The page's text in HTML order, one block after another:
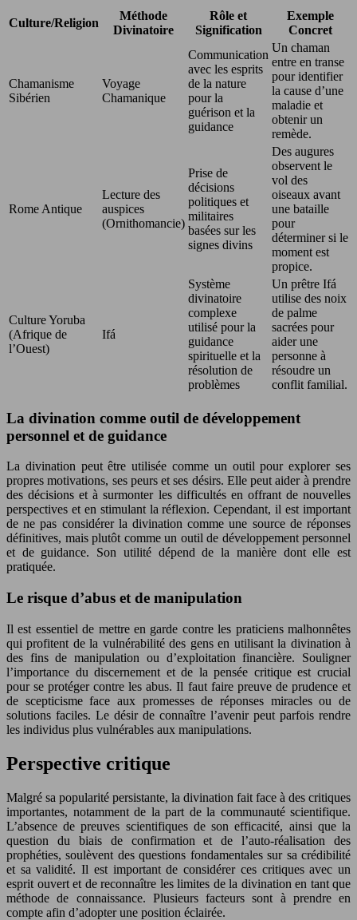
Culture/Religion
Méthode
Divinatoire
Rôle et
Signification
Exemple
Concret
Chamanisme
Sibérien
Voyage
Chamanique
Communication
avec les esprits
de la nature
pour la
guérison et la
guidance
Un chaman
entre en transe
pour identifier
la cause d’une
maladie et
obtenir un
remède.
Rome Antique
Lecture des
auspices
(Ornithomancie)
Prise de
décisions
politiques et
militaires
basées sur les
signes divins
Des augures
observent le
vol des
oiseaux avant
une bataille
pour
déterminer si le
moment est
propice.
Culture Yoruba
(Afrique de
l’Ouest)
Ifá
Système
divinatoire
complexe
utilisé pour la
guidance
spirituelle et la
résolution de
problèmes
Un prêtre Ifá
utilise des noix
de palme
sacrées pour
aider une
personne à
résoudre un
conflit familial.
La divination comme outil de développement
personnel et de guidance
La divination peut être utilisée comme un outil pour explorer ses
propres motivations, ses peurs et ses désirs. Elle peut aider à prendre
des décisions et à surmonter les difficultés en offrant de nouvelles
perspectives et en stimulant la réflexion. Cependant, il est important
de ne pas considérer la divination comme une source de réponses
définitives, mais plutôt comme un outil de développement personnel
et de guidance. Son utilité dépend de la manière dont elle est
pratiquée.
Le risque d’abus et de manipulation
Il est essentiel de mettre en garde contre les praticiens malhonnêtes
qui profitent de la vulnérabilité des gens en utilisant la divination à
des fins de manipulation ou d’exploitation financière. Souligner
l’importance du discernement et de la pensée critique est crucial
pour se protéger contre les abus. Il faut faire preuve de prudence et
de scepticisme face aux promesses de réponses miracles ou de
solutions faciles. Le désir de connaître l’avenir peut parfois rendre
les individus plus vulnérables aux manipulations.
Perspective critique
Malgré sa popularité persistante, la divination fait face à des critiques
importantes, notamment de la part de la communauté scientifique.
L’absence de preuves scientifiques de son efficacité, ainsi que la
question du biais de confirmation et de l’auto-réalisation des
prophéties, soulèvent des questions fondamentales sur sa crédibilité
et sa validité. Il est important de considérer ces critiques avec un
esprit ouvert et de reconnaître les limites de la divination en tant que
méthode de connaissance. Plusieurs facteurs sont à prendre en
compte afin d’adopter une position éclairée.